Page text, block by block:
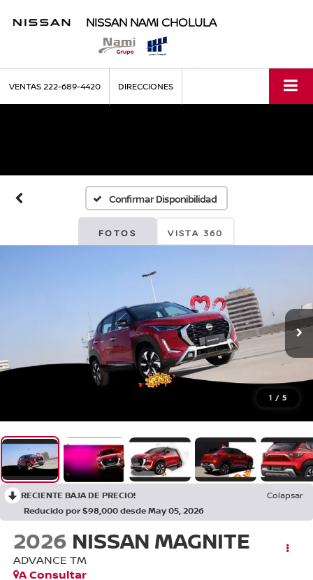
NISSAN NAMI CHOLULA
VENTAS222-689-4420 DIRECCIONES
Confirmar Disponibilidad
FOTOS VISTA 360
1 / 5
RECIENTE BAJA DE PRECIO!
Colapsar
Reducido por $98,000 desde May 05, 2026
2026 NISSAN MAGNITE
ADVANCE TM
A Consultar